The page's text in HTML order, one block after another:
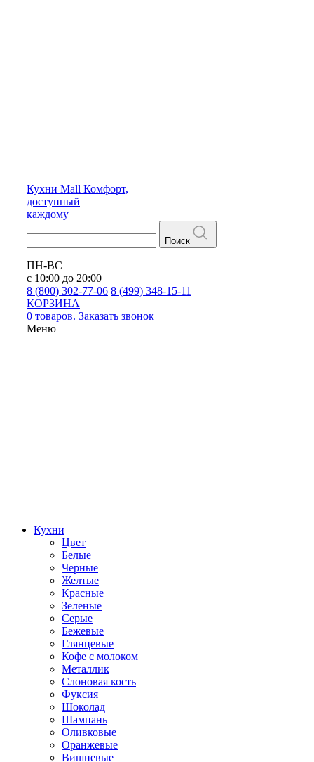
Кухни Mall Комфорт,
доступный
каждому
Поиск
ПН-ВС
с 10:00 до 20:00
8 (800) 302-77-06 8 (499) 348-15-11
КОРЗИНА
0 товаров. Заказать звонок
Меню
Кухни
Цвет
Белые
Черные
Желтые
Красные
Зеленые
Серые
Бежевые
Глянцевые
Кофе с молоком
Металлик
Слоновая кость
Фуксия
Шоколад
Шампань
Оливковые
Оранжевые
Вишневые